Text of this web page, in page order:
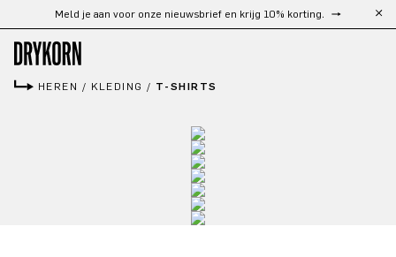
Ga naar de hoofdinhoud
Gratis verzending vanaf €300
HEREN / KLEDING / T-SHIRTS